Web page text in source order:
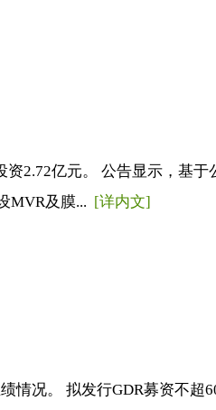
2.72亿元。 公告显示，基
MVR及膜... [详内文]
情况。 拟发行GDR募资不超